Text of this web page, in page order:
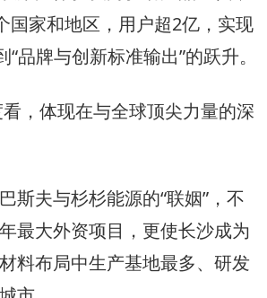
国家和地区，用户超2亿，实现
“品牌与创新标准输出”的跃升。
，体现在与全球顶尖力量的深
斯夫与杉杉能源的“联姻”，不
最大外资项目，更使长沙成为
料布局中生产基地最多、研发